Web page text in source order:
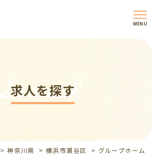
MENU
求人を探す
Search
>神奈川県 >横浜市瀬谷区 > グループホーム